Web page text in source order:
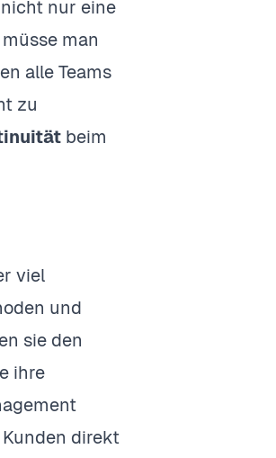
nur eine
man
alle Teams
zu
beim
viel
und
sie den
ihre
direkt